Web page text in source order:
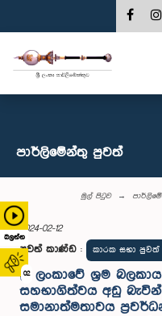
බලන්න
02
පාර්ලි‌මේන්තු පුවත්
මුල් පිටුව
2024-02-12
පුවත් කාණ්ඩ : කාරක සභා පුවත්
ශ්‍රී ලංකාවේ ශ්‍රම
සහභාගිත්වය අඩු
සමානාත්මතාවය